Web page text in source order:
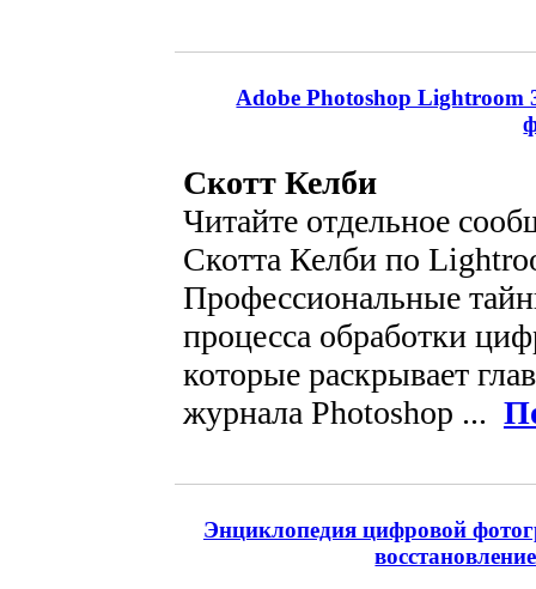
Adobe Photoshop Lightroom
Скотт Келби
Читайте отдельное
Скотта Келби по
Профессиональные
процесса обработки
которые раскрывает
журнала Photoshop ...
Энциклопедия цифровой